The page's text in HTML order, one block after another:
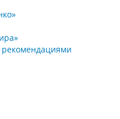
рекомендациями